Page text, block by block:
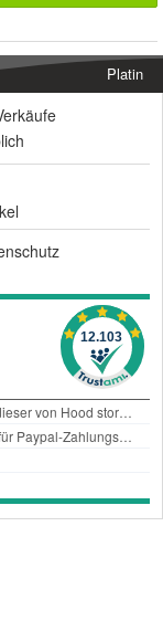
Platin